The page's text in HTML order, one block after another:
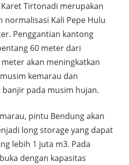
Tirtonadi merupakan
normalisasi Kali Pepe Hulu
Penggantian kantong
60 meter dari
akan meningkatkan
kemarau dan
pada musim hujan.
pintu Bendung akan
long storage yang dapat
lebih 1 juta m3. Pada
dengan kapasitas